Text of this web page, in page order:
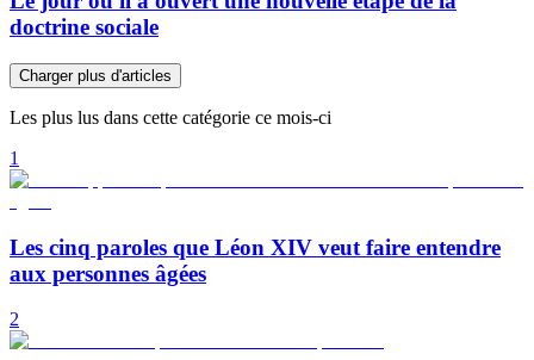
doctrine sociale
Charger plus d'articles
Les plus lus dans cette catégorie ce mois-ci
1
Les cinq paroles que Léon XIV veut faire entendre
aux personnes âgées
2